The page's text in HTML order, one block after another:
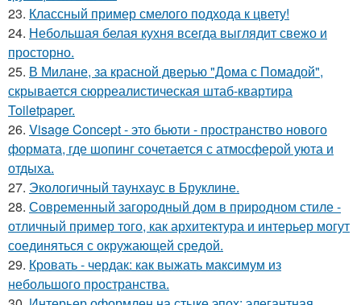
23. Классный пример смелого подхода к цвету!
24. Небольшая белая кухня всегда выглядит свежо и
просторно.
25. В Милане, за красной дверью "Дома с Помадой",
скрывается сюрреалистическая штаб-квартира
Toiletpaper.
26. Visage Concept - это бьюти - пространство нового
формата, где шопинг сочетается с атмосферой уюта и
отдыха.
27. Экологичный таунхаус в Бруклине.
28. Современный загородный дом в природном стиле -
отличный пример того, как архитектура и интерьер могут
соединяться с окружающей средой.
29. Кровать - чердак: как выжать максимум из
небольшого пространства.